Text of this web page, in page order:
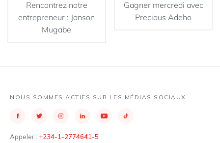
Rencontrez notre
entrepreneur : Janson
Mugabe
Gagner mercredi avec
Precious Adeho
NOUS SOMMES ACTIFS SUR LES MÉDIAS SOCIAUX
Appeler : +234-1-2774641-5